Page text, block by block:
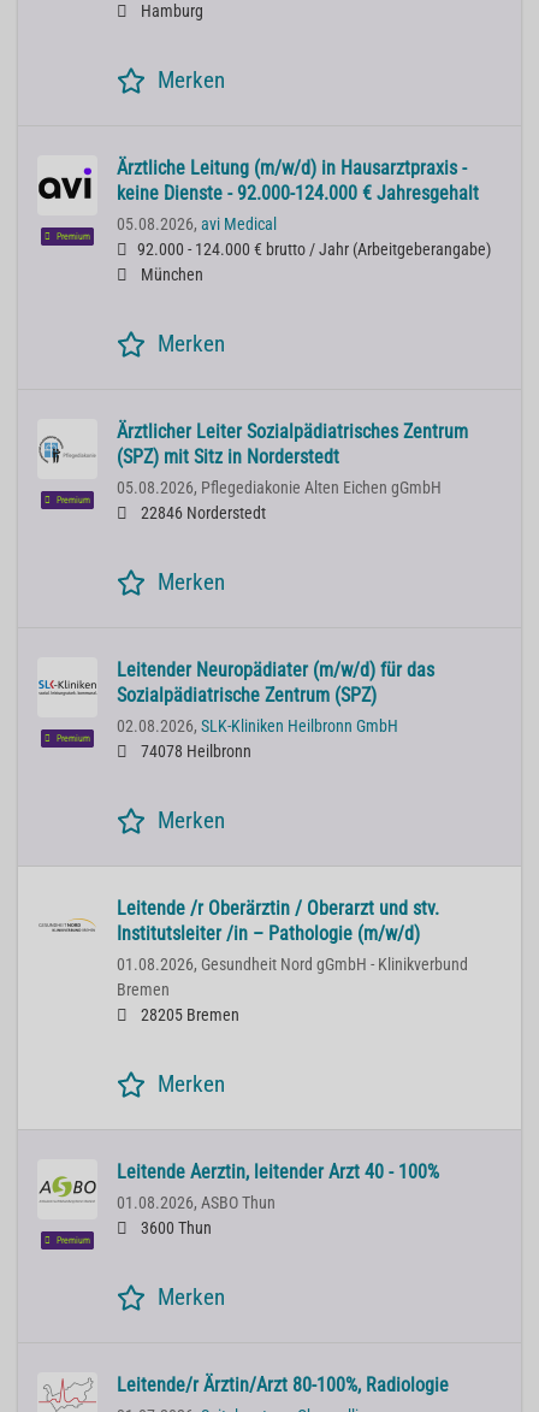
Hamburg
Merken
Premium
Ärztliche Leitung (m/w/d) in Hausarztpraxis -
keine Dienste - 92.000-124.000 € Jahresgehalt
05.08.2026, avi Medical
92.000 - 124.000 € brutto / Jahr (Arbeitgeberangabe)
München
Merken
Premium
Ärztlicher Leiter Sozialpädiatrisches Zentrum
(SPZ) mit Sitz in Norderstedt
05.08.2026, Pflegediakonie Alten Eichen gGmbH
22846 Norderstedt
Merken
Premium
Leitender Neuropädiater (m/w/d) für das
Sozialpädiatrische Zentrum (SPZ)
02.08.2026, SLK-Kliniken Heilbronn GmbH
74078 Heilbronn
Merken
Leitende /r Oberärztin / Oberarzt und stv.
Institutsleiter /in – Pathologie (m/w/d)
01.08.2026, Gesundheit Nord gGmbH - Klinikverbund
Bremen
28205 Bremen
Merken
Premium
Leitende Aerztin, leitender Arzt 40 - 100%
01.08.2026, ASBO Thun
3600 Thun
Merken
Leitende/r Ärztin/Arzt 80-100%, Radiologie